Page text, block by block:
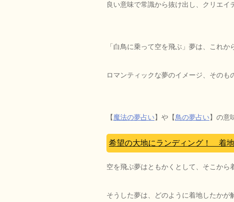
良い意味で常識から抜け出し、クリエイ
「白鳥に乗って空を飛ぶ」夢は、これ
ロマンティックな夢のイメージ、そのも
【魔法の夢占い】や【鳥の夢占い】の意
希望の大地にランディング！ 着
空を飛ぶ夢はともかくとして、そこから
そうした夢は、どのように着地したかが